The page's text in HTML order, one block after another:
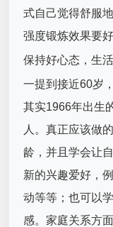
式自己觉得舒服
强度锻炼效果要好
保持好心态，生
一提到接近60岁
其实1966年出生
人。真正应该做
龄，并且学会让
新的兴趣爱好，
动等等；也可以
感。家庭关系方